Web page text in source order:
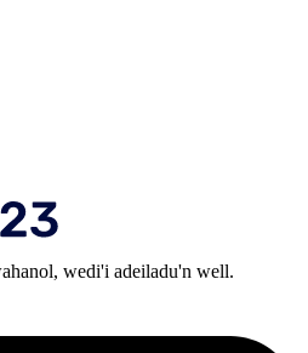
wedi'i adeiladu'n well.